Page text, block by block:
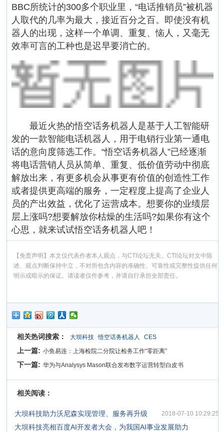
BBC所统计的300多个职业里，“电话推销员”被机器
人取代的几率为最大，接近百分之百。即使没有机
器人的出现，这样一个单调、重复、恼人，又毫无
效率可言的工种也是迟早要消亡的。
最近火热的悟空话务机器人是基于人工智能研
发的一款智能电话机器人，用于电销行业第一通电
话的意向度筛选工作。“悟空话务机器人”已经逐渐
将电话营销人员从简单、重复、低价值劳动中彻底
解放出来，有更多机会从事更有价值的创造性工作
或者提供更高端的服务，一定程度上提高了企业人
员的产出效益，优化了运营成本。想要你的业绩层
层上涨吗?想要解放你枯燥的生活吗?如果你有这个
心思，就来试试悟空话务机器人吧！
【免责声明】本文仅代表作者本人观点，与CTI论坛无关。CTI论坛对文中陈
述、观点判断保持中立，不对所包含内容的准确性、可靠性或完整性提供任何
明示或暗示的保证。请读者仅作参考，并请自行承担全部责任。
相关热词搜索： 大坝科技 悟空话务机器人 CES
上一篇: 小鱼易连：上海检院二分院让检务工作“零距离”
下一篇: 华为与Analysys Mason联合发布数字运营转型白皮书
相关阅读：
·大坝科技助力沃尼森实现管理、服务再升级 2018-07-10 10:29:25
·大坝科技亮相百度AI开发者大会，为我国AI事业发展助力